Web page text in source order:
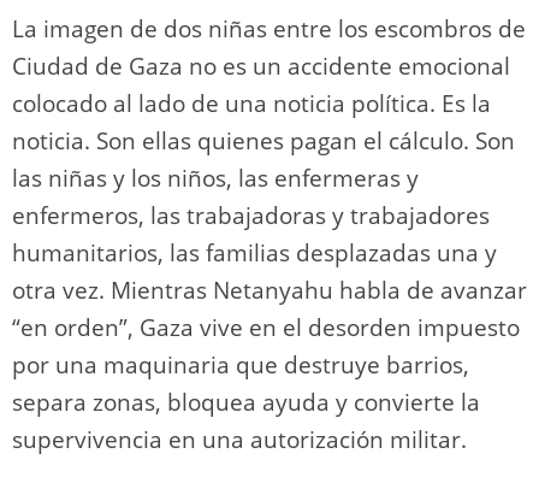
La imagen de dos niñas entre los escombros de
Ciudad de Gaza no es un accidente emocional
colocado al lado de una noticia política. Es la
noticia. Son ellas quienes pagan el cálculo. Son
las niñas y los niños, las enfermeras y
enfermeros, las trabajadoras y trabajadores
humanitarios, las familias desplazadas una y
otra vez. Mientras Netanyahu habla de avanzar
“en orden”, Gaza vive en el desorden impuesto
por una maquinaria que destruye barrios,
separa zonas, bloquea ayuda y convierte la
supervivencia en una autorización militar.